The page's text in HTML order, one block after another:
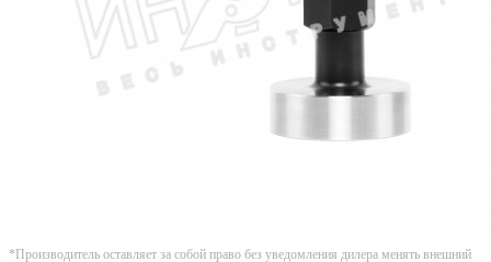
*Производитель оставляет за собой право без уведомления дилера менять внешний